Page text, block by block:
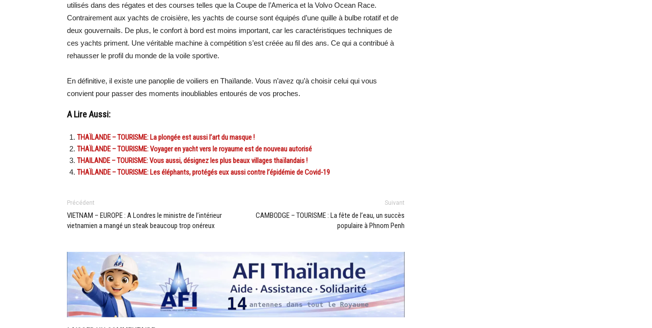
utilisés dans des régates et des courses telles que la Coupe de l’America et la Volvo Ocean Race.
Contrairement aux yachts de croisière, les yachts de course sont équipés d’une quille à bulbe rotatif et de
deux gouvernails. De plus, le confort à bord est moins important, car les caractéristiques techniques de
ces yachts priment. Une véritable machine à compétition s’est créée au fil des ans. Ce qui a contribué à
rehausser le profil du monde de la voile sportive.
En définitive, il existe une panoplie de voiliers en Thaïlande. Vous n’avez qu’à choisir celui qui vous
convient pour passer des moments inoubliables entourés de vos proches.
A Lire Aussi:
THAÏLANDE – TOURISME: La plongée est aussi l’art du masque !
THAÏLANDE – TOURISME: Voyager en yacht vers le royaume est de nouveau autorisé
THAILANDE – TOURISME: Vous aussi, désignez les plus beaux villages thaïlandais !
THAÏLANDE – TOURISME: Les éléphants, protégés eux aussi contre l’épidémie de Covid-19
Précédent
VIETNAM – EUROPE : A Londres le ministre de l’intérieur
vietnamien a mangé un steak beaucoup trop onéreux
Suivant
CAMBODGE – TOURISME : La fête de l’eau, un succès
populaire à Phnom Penh